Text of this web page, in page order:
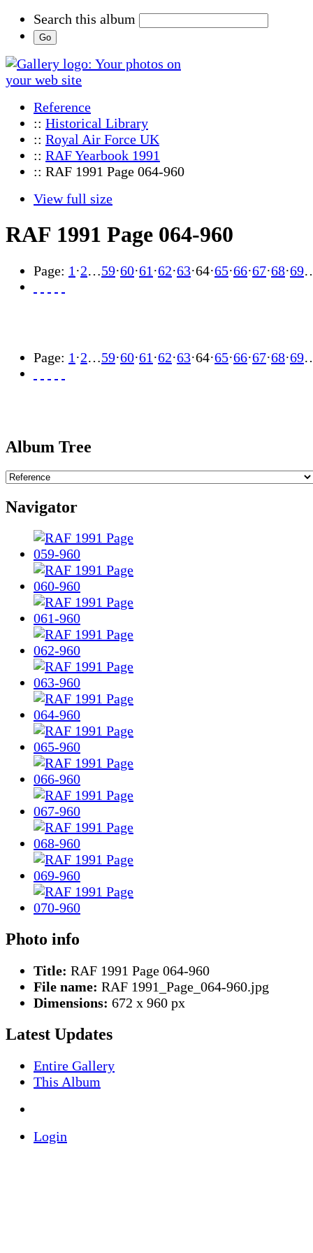
Search this album
Reference
:: Historical Library
:: Royal Air Force UK
:: RAF Yearbook 1991
:: RAF 1991 Page 064-960
View full size
RAF 1991 Page 064-960
Page: 1 ·2…59·60·61 ·62·63·64·65·66·67·68·69
Page: 1 ·2…59·60·61 ·62·63·64·65·66·67·68·69
Album Tree
Navigator
Photo info
Title: RAF 1991 Page 064-960
File name: RAF 1991_Page_064-960.jpg
Dimensions: 672 x 960 px
Latest Updates
Entire Gallery
This Album
Login